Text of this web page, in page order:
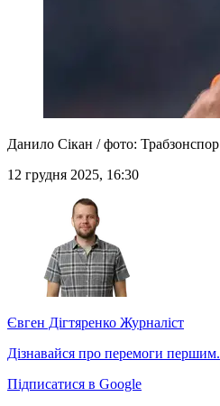
Данило Сікан / фото: Трабзонспор
12 грудня 2025, 16:30
Євген Дігтяренко Журналіст
Дізнавайся про перемоги першим.
Підписатися в Google